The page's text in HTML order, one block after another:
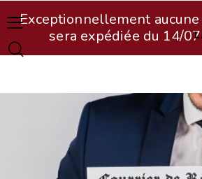
Exceptionnellement
sera expédiée du 14/